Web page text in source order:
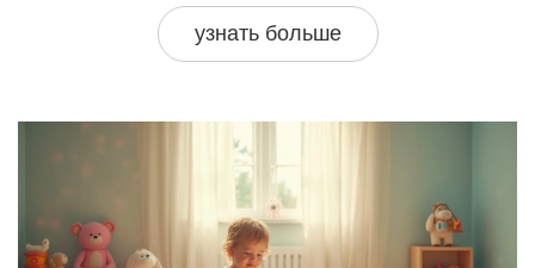
с технологическими функциями, которые развивают
навыки общения через игру. Эта информация поможет
узнать больше